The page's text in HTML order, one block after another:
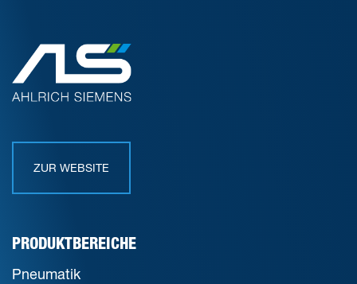
ZUR WEBSITE
PRODUKTBEREICHE
Pneumatik